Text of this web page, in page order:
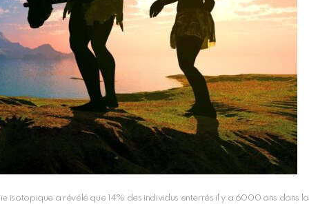
isotopique a révélé que 14% des individus enterrés il y a 6000 ans dans la